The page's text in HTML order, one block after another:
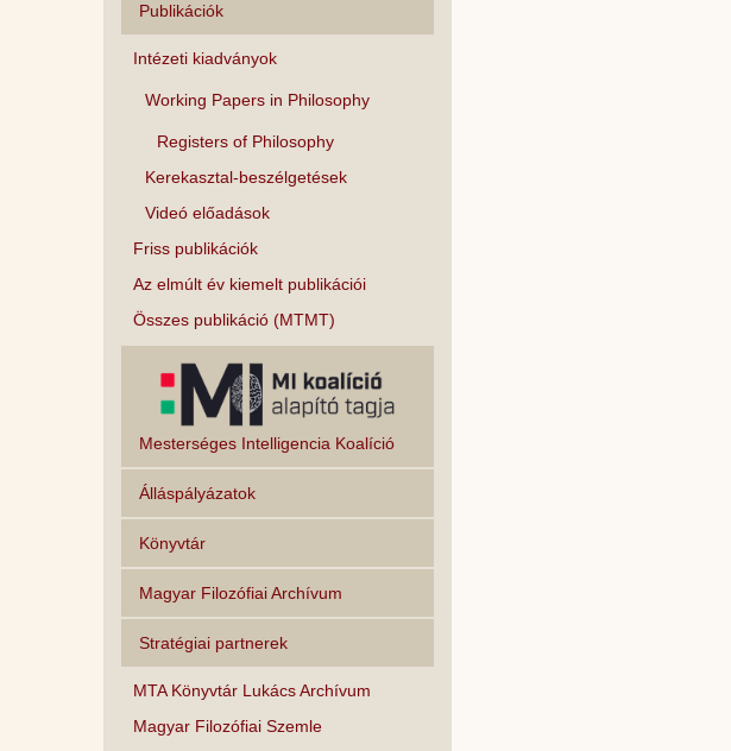
Publikációk
Intézeti kiadványok
Working Papers in Philosophy
Registers of Philosophy
Kerekasztal-beszélgetések
Videó előadások
Friss publikációk
Az elmúlt év kiemelt publikációi
Összes publikáció (MTMT)
Mesterséges Intelligencia Koalíció
Álláspályázatok
Könyvtár
Magyar Filozófiai Archívum
Stratégiai partnerek
MTA Könyvtár Lukács Archívum
Magyar Filozófiai Szemle